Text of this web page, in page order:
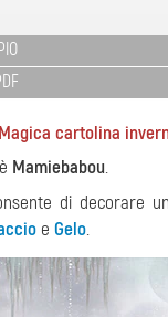
Magica cartolina
Mamiebabou.
di decorare
e Gelo.